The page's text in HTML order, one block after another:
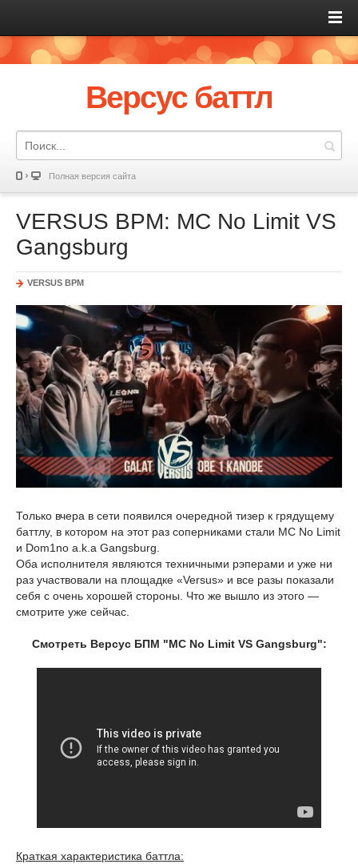
Версус баттл
Полная версия сайта
VERSUS BPM: MC No Limit VS
Gangsburg
VERSUS BPM
Только вчера в сети появился очередной тизер к грядущему
баттлу, в котором на этот раз соперниками стали MC No Limit
и Dom1no a.k.a Gangsburg.
Оба исполнителя являются техничными рэперами и уже ни
раз участвовали на площадке «Versus» и все разы показали
себя с очень хорошей стороны. Что же вышло из этого —
смотрите уже сейчас.
Смотреть Версус БПМ "MC No Limit VS Gangsburg":
Краткая характеристика баттла: